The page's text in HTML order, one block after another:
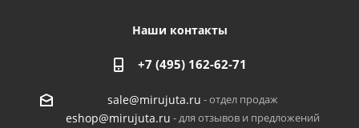
Наши контакты
+7 (495) 162-62-71
sale@mirujuta.ru - отдел продаж
eshop@mirujuta.ru - для отзывов и предложений